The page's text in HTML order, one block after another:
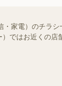
・家電）のチラ
ではお近くの